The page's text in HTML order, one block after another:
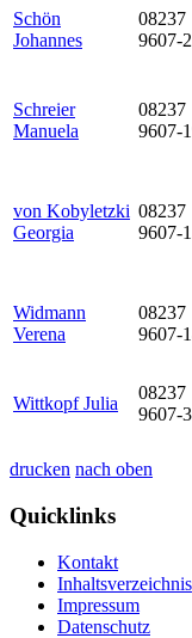
Schön
Johannes
08237
9607-
Schreier
Manuela
08237
9607-
von Kobyletzki
Georgia
08237
9607-
Widmann
Verena
08237
9607-
Wittkopf Julia
08237
9607-
drucken nach oben
Quicklinks
Kontakt
Inhaltsverzeichnis
Impressum
Datenschutz